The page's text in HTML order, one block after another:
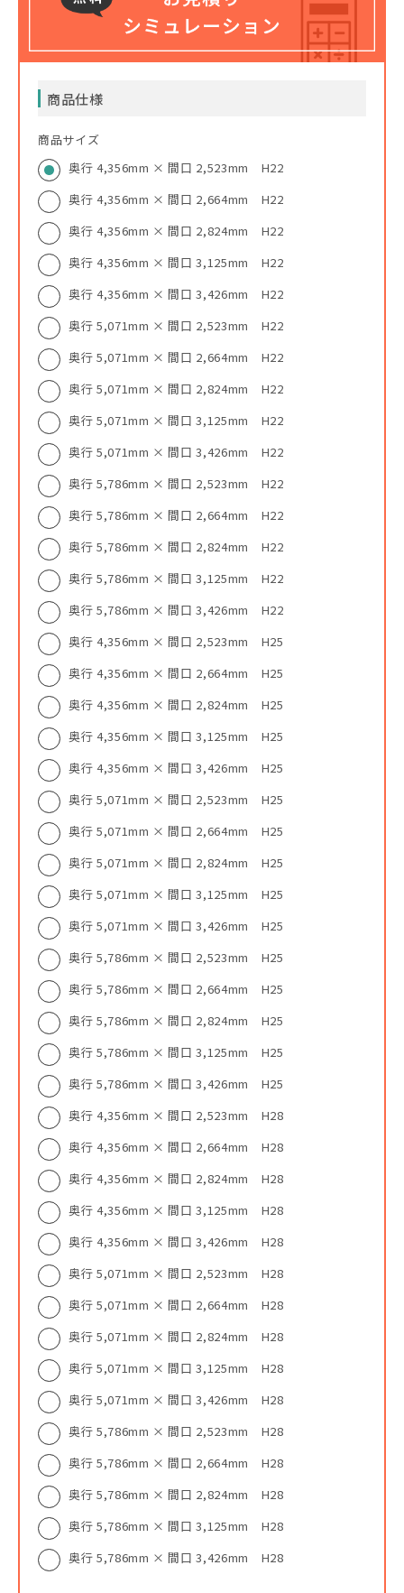
商品仕様
商品サイズ
奥行 4,356mm × 間口 2,523mm H22
奥行 4,356mm × 間口 2,664mm H22
奥行 4,356mm × 間口 2,824mm H22
奥行 4,356mm × 間口 3,125mm H22
奥行 4,356mm × 間口 3,426mm H22
奥行 5,071mm × 間口 2,523mm H22
奥行 5,071mm × 間口 2,664mm H22
奥行 5,071mm × 間口 2,824mm H22
奥行 5,071mm × 間口 3,125mm H22
奥行 5,071mm × 間口 3,426mm H22
奥行 5,786mm × 間口 2,523mm H22
奥行 5,786mm × 間口 2,664mm H22
奥行 5,786mm × 間口 2,824mm H22
奥行 5,786mm × 間口 3,125mm H22
奥行 5,786mm × 間口 3,426mm H22
奥行 4,356mm × 間口 2,523mm H25
奥行 4,356mm × 間口 2,664mm H25
奥行 4,356mm × 間口 2,824mm H25
奥行 4,356mm × 間口 3,125mm H25
奥行 4,356mm × 間口 3,426mm H25
奥行 5,071mm × 間口 2,523mm H25
奥行 5,071mm × 間口 2,664mm H25
奥行 5,071mm × 間口 2,824mm H25
奥行 5,071mm × 間口 3,125mm H25
奥行 5,071mm × 間口 3,426mm H25
奥行 5,786mm × 間口 2,523mm H25
奥行 5,786mm × 間口 2,664mm H25
奥行 5,786mm × 間口 2,824mm H25
奥行 5,786mm × 間口 3,125mm H25
奥行 5,786mm × 間口 3,426mm H25
奥行 4,356mm × 間口 2,523mm H28
奥行 4,356mm × 間口 2,664mm H28
奥行 4,356mm × 間口 2,824mm H28
奥行 4,356mm × 間口 3,125mm H28
奥行 4,356mm × 間口 3,426mm H28
奥行 5,071mm × 間口 2,523mm H28
奥行 5,071mm × 間口 2,664mm H28
奥行 5,071mm × 間口 2,824mm H28
奥行 5,071mm × 間口 3,125mm H28
奥行 5,071mm × 間口 3,426mm H28
奥行 5,786mm × 間口 2,523mm H28
奥行 5,786mm × 間口 2,664mm H28
奥行 5,786mm × 間口 2,824mm H28
奥行 5,786mm × 間口 3,125mm H28
奥行 5,786mm × 間口 3,426mm H28